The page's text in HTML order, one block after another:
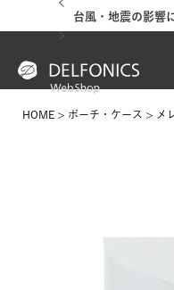
台風・地震の影響
HOME ポーチ・ケース メ